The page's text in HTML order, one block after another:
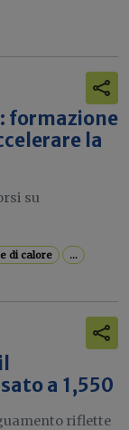
formazione
la
su
di calore ...
a 1,550
riflette